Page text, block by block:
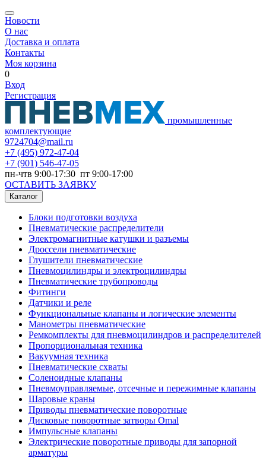
Новости
О нас
Доставка и оплата
Контакты
Моя корзина
0
Вход
Регистрация
промышленные
комплектующие
9724704@mail.ru
+7 (495) 972-47-04
+7 (901) 546-47-05
пн-чтв 9:00-17:30 пт 9:00-17:00
ОСТАВИТЬ ЗАЯВКУ
Каталог
Блоки подготовки воздуха
Пневматические распределители
Электромагнитные катушки и разъемы
Дроссели пневматические
Глушители пневматические
Пневмоцилиндры и электроцилиндры
Пневматические трубопроводы
Фитинги
Датчики и реле
Функциональные клапаны и логические элементы
Манометры пневматические
Ремкомплекты для пневмоцилиндров и распределителей
Пропорциональная техника
Вакуумная техника
Пневматические схваты
Соленоидные клапаны
Пневмоуправляемые, отсечные и пережимные клапаны
Шаровые краны
Приводы пневматические поворотные
Дисковые поворотные затворы Omal
Импульсные клапаны
Электрические поворотные приводы для запорной
арматуры